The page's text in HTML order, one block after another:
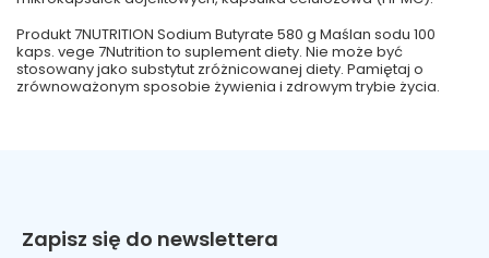
Produkt 7NUTRITION Sodium Butyrate 580 g Maślan sodu 100
kaps. vege 7Nutrition to suplement diety. Nie może być
stosowany jako substytut zróżnicowanej diety. Pamiętaj o
zrównoważonym sposobie żywienia i zdrowym trybie życia.
Zapisz się do newslettera